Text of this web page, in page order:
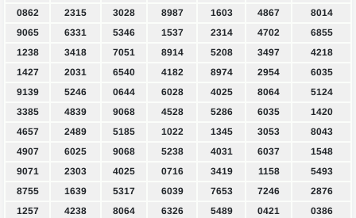
0862
2315 3028 8987 1603 4867
8014
9065
6331 5346 1537 2314 4702
6855
1238
3418 7051 8914 5208 3497
4218
1427
2031 6540 4182 8974 2954
6035
9139
5246 0644 6028 4025 8064
5124
3385
4839 9068 4528 5286 6035
1420
4657
2489 5185 1022 1345 3053
8043
4907
6025 9068 5238 4031 6037
1548
9071
2303 4025 0716 3419 1158
5493
8755
1639 5317 6039 7653 7246
2876
1257
4238 8064 6326 5489 0421
0386